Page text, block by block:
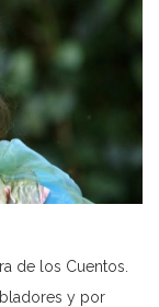
de los Cuentos.
y por